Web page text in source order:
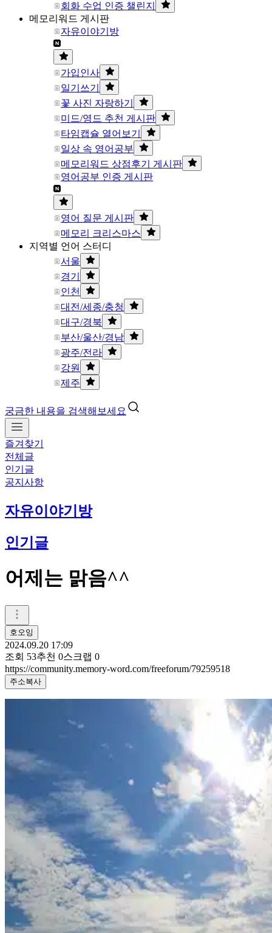
회화 수업 인증 챌린지
메모리워드 게시판
자유이야기방
가입인사
일기쓰기
꽃 사진 자랑하기
미드/영드 추천 게시판
타임캡슐 열어보기
일상 속 영어공부
메모리워드 상점후기 게시판
영어공부 인증 게시판
영어 질문 게시판
메모리 크리스마스
지역별 언어 스터디
서울
경기
인천
대전/세종/충청
대구/경북
부산/울산/경남
광주/전라
강원
제주
궁금한 내용을 검색해보세요
즐겨찾기
전체글
인기글
공지사항
자유이야기방
인기글
어제는 맑음^^
호오잉
2024.09.20 17:09
조회 53추천 0스크랩 0
https://community.memory-word.com/freeforum/79259518
주소복사